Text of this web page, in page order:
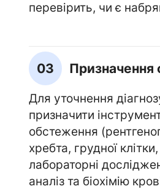
перевірить, чи є
03 Призначення
Для уточнення
призначити
обстеження
хребта, грудної
лабораторні
аналіз та біохімію